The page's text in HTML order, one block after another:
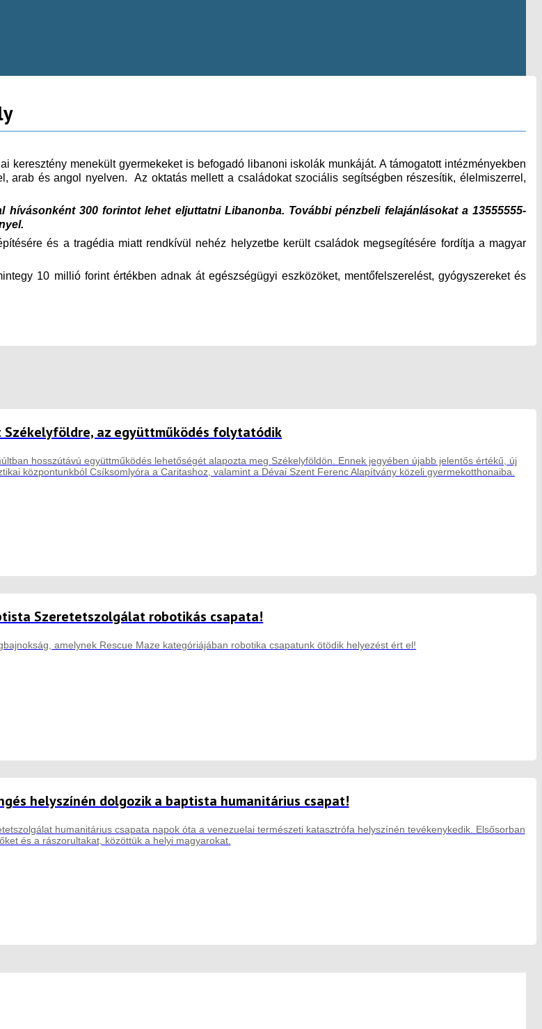
keresztény menekült gyermekeket is befogadó libanoni iskolák munkáját. A támogatott intézményekben
arab és angol nyelven. Az oktatás mellett a családokat szociális segítségben részesítik, élelmiszerrel,
300 forintot lehet eljuttatni Libanonba. További pénzbeli felajánlásokat a 13555555-
és a tragédia miatt rendkívül nehéz helyzetbe került családok megsegítésére fordítja a magyar
10 millió forint értékben adnak át egészségügyi eszközöket, mentőfelszerelést, gyógyszereket és
az együttműködés folytatódik
hosszútávú együttműködés lehetőségét alapozta meg Székelyföldön. Ennek jegyében újabb jelentős értékű, új
központunkból Csíksomlyóra a Caritashoz, valamint a Dévai Szent Ferenc Alapítvány közeli gyermekotthonaiba.
Szeretetszolgálat robotikás csapata!
amelynek Rescue Maze kategóriájában robotika csapatunk ötödik helyezést ért el!
helyszínén dolgozik a baptista humanitárius csapat!
humanitárius csapata napok óta a venezuelai természeti katasztrófa helyszínén tevékenykedik. Elsősorban
és a rászorultakat, közöttük a helyi magyarokat.